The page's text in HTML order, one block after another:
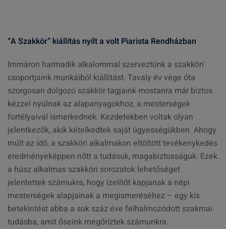
“A Szakkör” kiállítás nyílt a volt Piarista Rendházban
Immáron harmadik alkalommal szerveztünk a szakköri
csoportjaink munkáiból kiállítást. Tavaly év vége óta
szorgosan dolgozó szakkör tagjaink mostanra már biztos
kézzel nyúlnak az alapanyagokhoz, a mesterségek
fortélyaival ismerkednek. Kezdetekben voltak olyan
jelentkezők, akik kételkedtek saját ügyességükben. Ahogy
múlt az idő, a szakköri alkalmakon eltöltött tevékenykedés
eredményeképpen nőtt a tudásuk, magabiztosságuk. Ezek
a húsz alkalmas szakköri sorozatok lehetőséget
jelentettek számukra, hogy ízelítőt kapjanak a népi
mesterségek alapjainak a megismeréséhez – egy kis
betekintést abba a sok száz éve felhalmozódott szakmai
tudásba, amit őseink megőriztek számunkra.